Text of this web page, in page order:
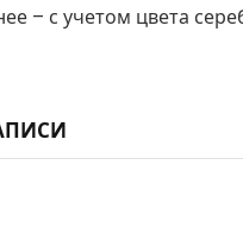
– с учетом цвета